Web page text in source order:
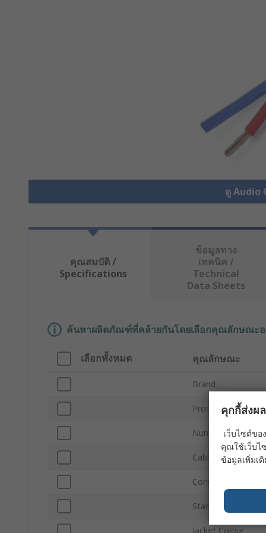
ดู Audio
คุณสมบัติ /
Specifications
ข้อมูลทาง
เทคนิค /
Technical
Data Sheets
ค้นหาผลิตภัณฑ์ที่คล้ายกันโดยเลือกคุณลักษณะอ
เลือกทั้งหมด คุณลักษณะ
Brand
Product Type
Number of Cores
Cable Length
Conductor Type
Standards/
Jacket Colour
คุกกี้ส่งผ
เว็บไซต์ข
คุณใช้เว็บไ
ข้อมูลเพิ่มเ